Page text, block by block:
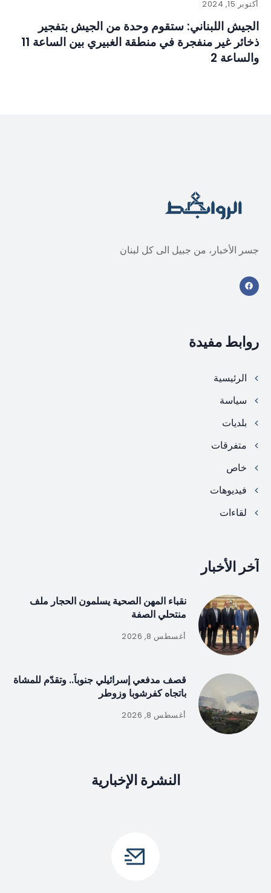
أكتوبر 15, 2024
الجيش اللبناني: ستقوم وحدة من الجيش بتفجير
ذخائر غير منفجرة في منطقة الغبيري بين الساعة 11
والساعة 2
جسر الأخبار، من جبيل الى كل لبنان
روابط مفيدة
الرئيسية
سياسة
بلديات
متفرقات
خاص
فيديوهات
لقاءات
آخر الأخبار
نقباء المهن الصحية يسلمون الحجار ملف
منتحلي الصفة
أغسطس 8, 2026
قصف مدفعي إسرائيلي جنوباً.. وتقدّم للمشاة
باتجاه كفرشوبا وزوطر
أغسطس 8, 2026
النشرة الإخبارية